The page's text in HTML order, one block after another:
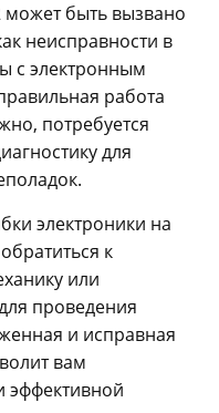
может быть вызвано
неисправности в
с электронным
работа
потребуется
для
электроники на
к
или
проведения
и исправная
вам
эффективной